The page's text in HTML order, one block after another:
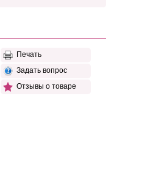
Печать
Задать вопрос
Отзывы о товаре